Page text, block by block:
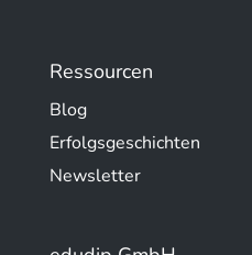
Ressourcen
Blog
Erfolgsgeschichten
Newsletter